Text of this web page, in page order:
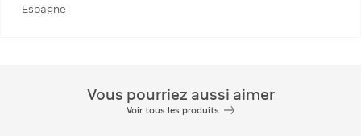
Espagne
Vous pourriez aussi aimer
Voir tous les produits